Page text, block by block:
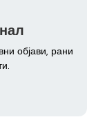
објави, рани